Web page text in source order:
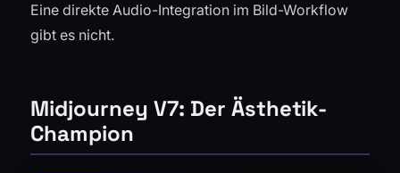
Eine direkte Audio-Integration im Bild-Workflow
gibt es nicht.
Midjourney V7: Der Ästhetik-
Champion